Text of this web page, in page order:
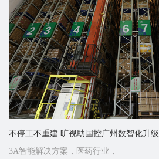
不停工不重建 旷视助国控广州数智化升级
3A智能解决方案，医药行业，